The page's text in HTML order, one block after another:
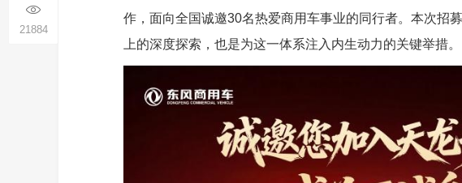
21884
作，面向全国诚邀30名热爱商用车事业的同行者。本次招
上的深度探索，也是为这一体系注入内生动力的关键举措。